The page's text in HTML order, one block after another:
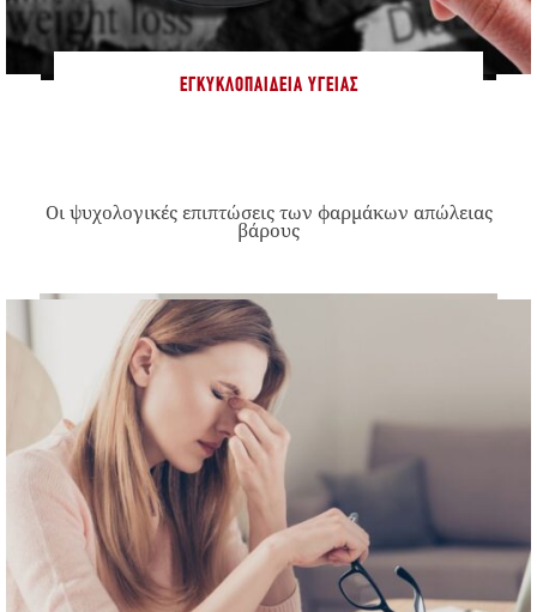
ΕΓΚΥΚΛΟΠΑΊΔΕΙΑ ΥΓΕΊΑΣ
Οι ψυχολογικές επιπτώσεις των φαρμάκων απώλειας
βάρους